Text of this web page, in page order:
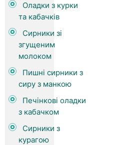
Оладки з курки
та кабачків
Сирники зі
згущеним
молоком
Пишні сирники з
сиру з манкою
Печінкові оладки
з кабачком
Сирники з
курагою